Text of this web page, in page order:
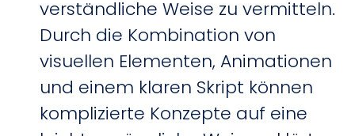
verständliche Weise zu vermitteln.
Durch die Kombination von
visuellen Elementen, Animationen
und einem klaren Skript können
komplizierte Konzepte auf eine